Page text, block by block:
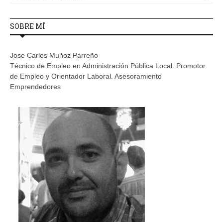
SOBRE MÍ
Jose Carlos Muñoz Parreño
Técnico de Empleo en Administración Pública Local. Promotor
de Empleo y Orientador Laboral. Asesoramiento
Emprendedores